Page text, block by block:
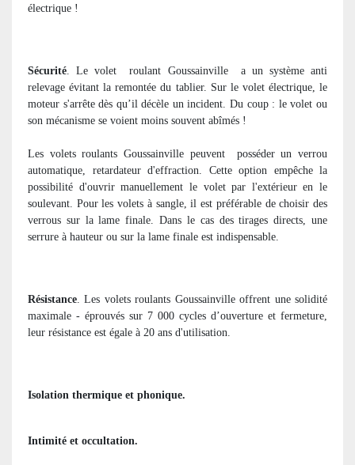
électrique !
Sécurité . Le volet roulant Goussainville
a un système anti
relevage évitant la remontée du tablier. Sur le volet électrique, le
moteur s'arrête dès qu’il décèle un incident. Du coup : le volet ou
son mécanisme se voient moins souvent abîmés !
Les volets roulants Goussainville peuvent
posséder un verrou
automatique, retardateur d'effraction. Cette option empêche la
possibilité d'ouvrir manuellement le volet par l'extérieur en le
soulevant. Pour les volets à sangle, il est préférable de choisir des
verrous sur la lame finale. Dans le cas des tirages directs, une
serrure à hauteur ou sur la lame finale est indispensable.
Résistance . Les volets roulants Goussainville offrent une solidité
maximale - éprouvés sur 7 000 cycles d’ouverture et fermeture,
leur résistance est égale à 20 ans d'utilisation.
Isolation thermique et phonique.
Intimité et occultation.